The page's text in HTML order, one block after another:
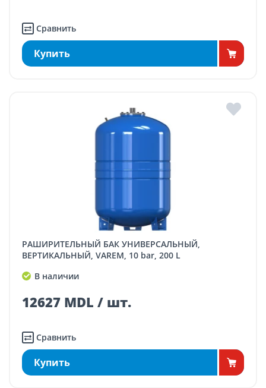
Сравнить
Купить
РАШИРИТЕЛЬНЫЙ БАК УНИВЕРСАЛЬНЫЙ,
ВЕРТИКАЛЬНЫЙ, VAREM, 10 bar, 200 L
В наличии
12627 MDL / шт.
Сравнить
Купить